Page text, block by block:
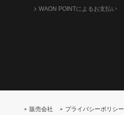
WAON POINTによるお支払い
販売会社 プライバシーポリシー